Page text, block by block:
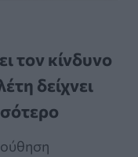
τον κίνδυνο
δείχνει